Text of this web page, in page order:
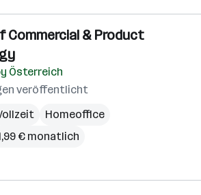
Commercial & Product
Österreich
veröffentlicht
Homeoffice
€ monatlich